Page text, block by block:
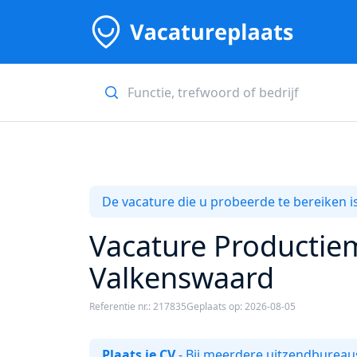
De vacature die u probeerde te bereiken
Vacature
Valkenswaard
Referentie nr.: 217835Geplaats op: 2026-08-05